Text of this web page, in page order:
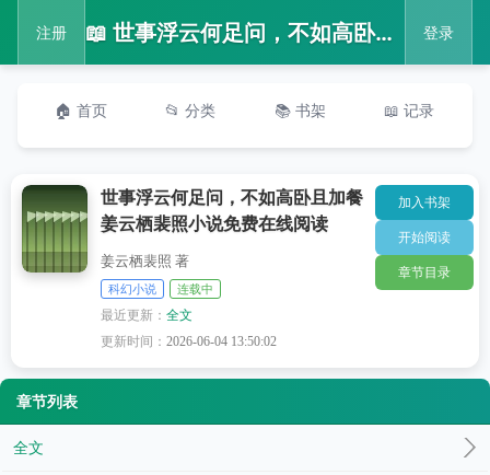
注册 📖 世事浮云何足问，不如高卧且加餐姜云栖裴照小说免费在线阅读 登录
🏠 首页 📂 分类 📚 书架 📖 记录
世事浮云何足问，不如高卧且加餐
姜云栖裴照小说免费在线阅读
姜云栖裴照 著
科幻小说 连载中
最近更新：全文
更新时间：2026-06-04 13:50:02
加入书架
开始阅读
章节目录
章节列表
全文